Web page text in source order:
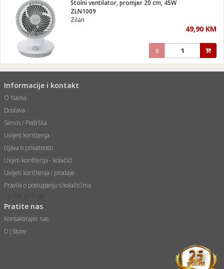
Stolni ventilator, promjer 20 cm, 45W
ZLN1009
Zilan
49,90 KM
0
Informacije i kontakt
O Nama
Dostava
Servis / Podrška
Uvijeti korištenja
Izjava o privatnosti
Uvjeti korištenja - kolačići
Uvijeti korištenja i prodaje
Pravila o postupanju s kolačićima
Cookie settings
Pratite nas
Kontaktirajte nas
D|Store